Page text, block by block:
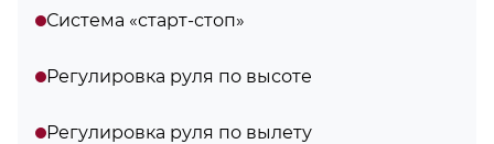
Система «старт-стоп»
Регулировка руля по высоте
Регулировка руля по вылету